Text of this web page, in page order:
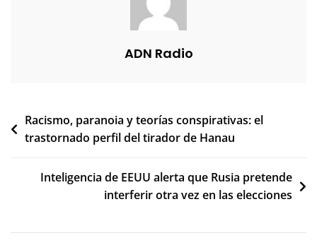
ADN Radio
Navegación
de
Racismo, paranoia y teorías conspirativas: el
trastornado perfil del tirador de Hanau
Inteligencia de EEUU alerta que Rusia pretende
interferir otra vez en las elecciones